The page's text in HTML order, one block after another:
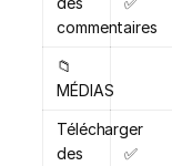
commentaires
📁
MÉDIAS
Télécharger
des
✅